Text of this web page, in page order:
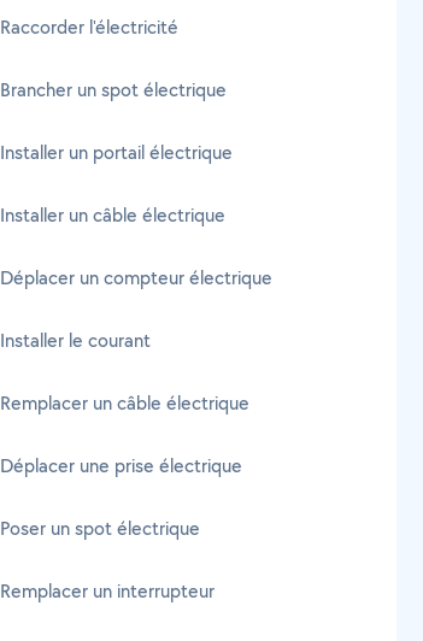
Raccorder l'électricité
Brancher un spot électrique
Installer un portail électrique
Installer un câble électrique
Déplacer un compteur électrique
Installer le courant
Remplacer un câble électrique
Déplacer une prise électrique
Poser un spot électrique
Remplacer un interrupteur